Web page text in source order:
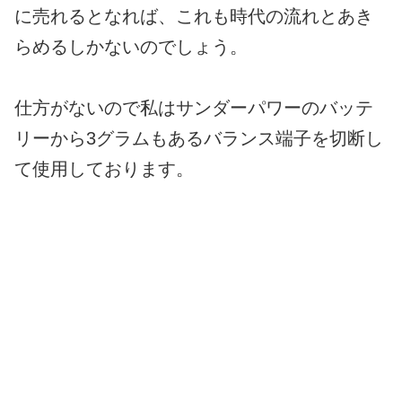
に売れるとなれば、これも時代の流れとあき
らめるしかないのでしょう。
仕方がないので私はサンダーパワーのバッテ
リーから3グラムもあるバランス端子を切断し
て使用しております。